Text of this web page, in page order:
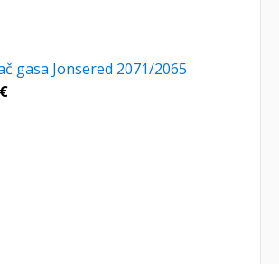
gasa Jonsered 2071/2065
€